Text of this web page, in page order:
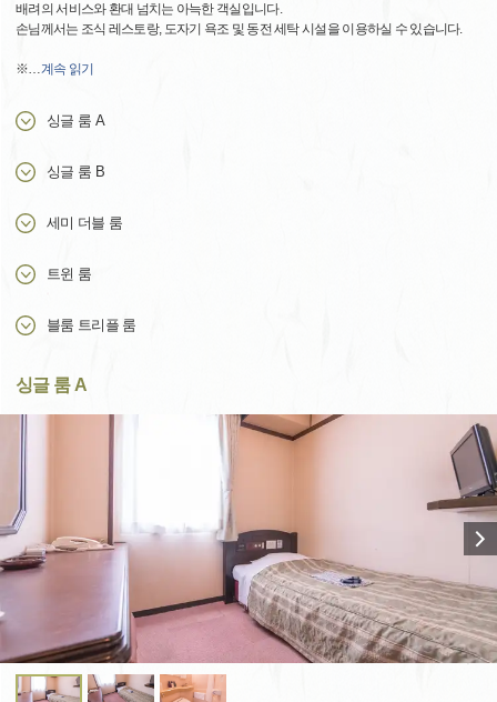
배려의 서비스와 환대 넘치는 아늑한 객실입니다.
손님께서는 조식 레스토랑, 도자기 욕조 및 동전 세탁 시설을 이용하실 수 있습니다.
※…계속 읽기
싱글 룸 A
싱글 룸 B
세미 더블 룸
트윈 룸
블룸 트리플 룸
싱글 룸 A